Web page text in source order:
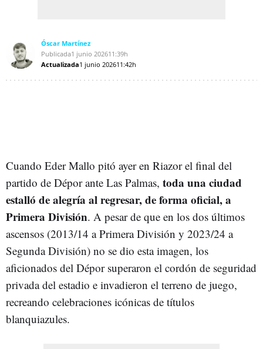
Óscar Martínez
Publicada1 junio 202611:39h
Actualizada1 junio 202611:42h
Cuando Eder Mallo pitó ayer en Riazor el final del
partido de Dépor ante Las Palmas, toda una ciudad
estalló de alegría al regresar, de forma oficial, a
Primera División. A pesar de que en los dos últimos
ascensos (2013/14 a Primera División y 2023/24 a
Segunda División) no se dio esta imagen, los
aficionados del Dépor superaron el cordón de seguridad
privada del estadio e invadieron el terreno de juego,
recreando celebraciones icónicas de títulos
blanquiazules.